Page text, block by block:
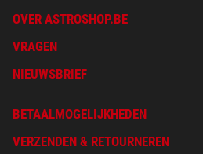
OVER ASTROSHOP.BE
VRAGEN
NIEUWSBRIEF
BETAALMOGELIJKHEDEN
VERZENDEN & RETOURNEREN